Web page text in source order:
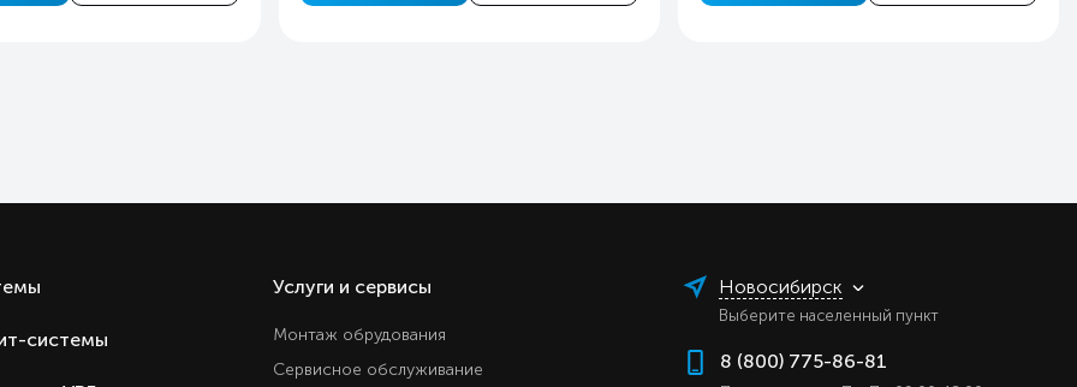
Есть
Haier серияTundra DC-Inverter
системы
Услуги и сервисы
Монтаж обрудования
Сервисное обслуживание
Новосибирск
Выберите населенный пункт
8 (800) 775-86-81